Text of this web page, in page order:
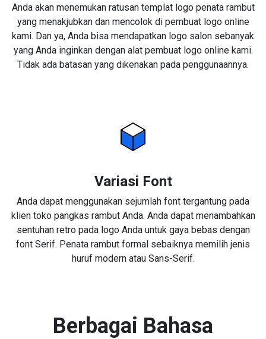
Anda akan menemukan ratusan templat logo penata rambut
yang menakjubkan dan mencolok di pembuat logo online
kami. Dan ya, Anda bisa mendapatkan logo salon sebanyak
yang Anda inginkan dengan alat pembuat logo online kami.
Tidak ada batasan yang dikenakan pada penggunaannya.
Variasi Font
Anda dapat menggunakan sejumlah font tergantung pada
klien toko pangkas rambut Anda. Anda dapat menambahkan
sentuhan retro pada logo Anda untuk gaya bebas dengan
font Serif. Penata rambut formal sebaiknya memilih jenis
huruf modern atau Sans-Serif.
Berbagai Bahasa